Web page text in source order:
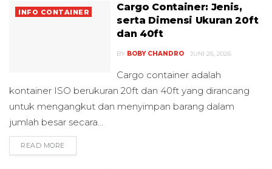
INFO CONTAINER
Cargo Container: Jenis,
serta Dimensi Ukuran 20ft
dan 40ft
BY BOBY CHANDRO JUNI 26, 2026
Cargo container adalah
kontainer ISO berukuran 20ft dan 40ft yang dirancang
untuk mengangkut dan menyimpan barang dalam
jumlah besar secara...
READ MORE